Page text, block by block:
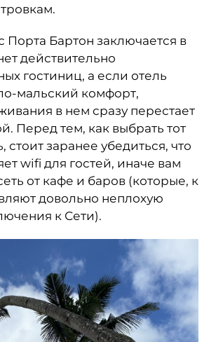
Бартон заключается в
действительно
гостиниц, а если отель
мальский комфорт,
в нем сразу перестает
Перед тем, как выбрать тот
стоит заранее убедиться, что
wifi для гостей, иначе вам
от кафе и баров (которые, к
довольно неплохую
к Сети).